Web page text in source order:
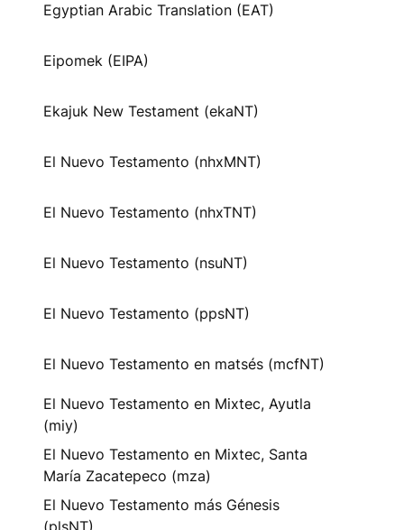
Egyptian Arabic Translation (EAT)
Eipomek (EIPA)
Ekajuk New Testament (ekaNT)
El Nuevo Testamento (nhxMNT)
El Nuevo Testamento (nhxTNT)
El Nuevo Testamento (nsuNT)
El Nuevo Testamento (ppsNT)
El Nuevo Testamento en matsés (mcfNT)
El Nuevo Testamento en Mixtec, Ayutla
(miy)
El Nuevo Testamento en Mixtec, Santa
María Zacatepeco (mza)
El Nuevo Testamento más Génesis
(plsNT)